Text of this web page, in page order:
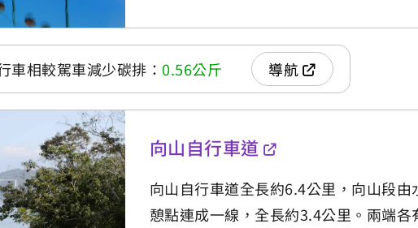
車相較駕車減少碳排： 0.56公斤 導航
向山自行車道
向山自行車道全長約6.4公里，向山段
憩點連成一線，全長約3.4公里。兩端